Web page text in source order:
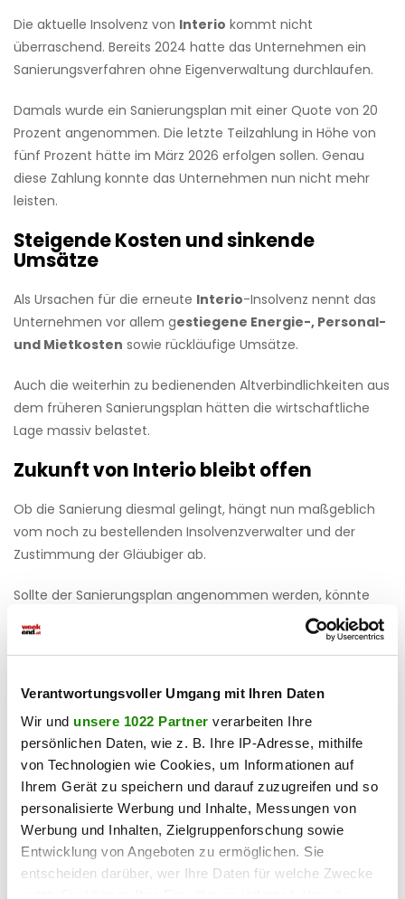
Verantwortungsvoller Umgang mit Ihren Daten
Wir und unsere 1022 Partner verarbeiten Ihre
persönlichen Daten, wie z. B. Ihre IP-Adresse, mithilfe
von Technologien wie Cookies, um Informationen auf
Ihrem Gerät zu speichern und darauf zuzugreifen und so
personalisierte Werbung und Inhalte, Messungen von
Werbung und Inhalten, Zielgruppenforschung sowie
Entwicklung von Angeboten zu ermöglichen. Sie
entscheiden darüber, wer Ihre Daten für welche Zwecke
Die aktuelle Insolvenz von Interio kommt nicht
überraschend. Bereits 2024 hatte das Unternehmen ein
Sanierungsverfahren ohne Eigenverwaltung durchlaufen.
Damals wurde ein Sanierungsplan mit einer Quote von 20
Prozent angenommen. Die letzte Teilzahlung in Höhe von
fünf Prozent hätte im März 2026 erfolgen sollen. Genau
diese Zahlung konnte das Unternehmen nun nicht mehr
leisten.
Steigende Kosten und sinkende
Umsätze
Als Ursachen für die erneute Interio-Insolvenz nennt das
Unternehmen vor allem gestiegene Energie-, Personal-
und Mietkosten sowie rückläufige Umsätze.
Auch die weiterhin zu bedienenden Altverbindlichkeiten aus
dem früheren Sanierungsplan hätten die wirtschaftliche
Lage massiv belastet.
Zukunft von Interio bleibt offen
Ob die Sanierung diesmal gelingt, hängt nun maßgeblich
vom noch zu bestellenden Insolvenzverwalter und der
Zustimmung der Gläubiger ab.
Sollte der Sanierungsplan angenommen werden, könnte
den Geschäftsbetrieb weiterführen. Andernfalls
droht dem Möbelhändler eine geordnete Schließung samt
Feedback zu diesem Artikel.
teilen